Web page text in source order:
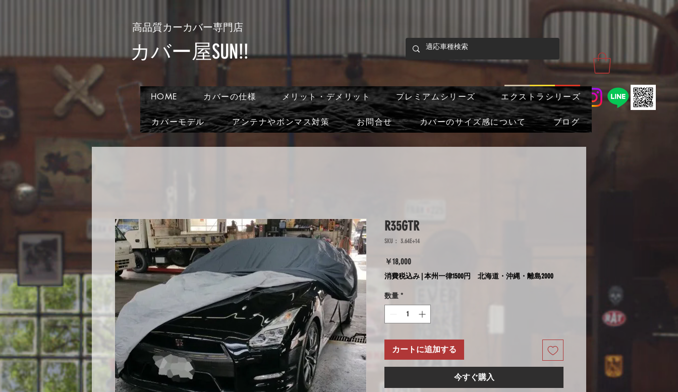
HOME カバーの仕様 メリット・デメリット プレミアムシリーズ エクストラシリーズ
カバーモデル アンテナやボンマス対策 お問合せ カバーのサイズ感について ブログ
​高品質カーカバー専門店
​カバー屋SUN!!
R35GTR
SKU： 3.64E+14
￥18,000価
格
消費税込み 本州一律1500円 北海道・沖縄・離島2000
数量 *
カートに追加する
今すぐ購入